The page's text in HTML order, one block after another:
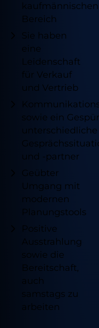
kaufmännischen
Bereich
Sie haben
eine
Leidenschaft
für Verkauf
und Vertrieb
sowie ein
unterschiedliche
und -partner
Geübter
Umgang mit
modernen
Planungstools
Positive
Ausstrahlung
sowie die
Bereitschaft,
auch
samstags zu
arbeiten